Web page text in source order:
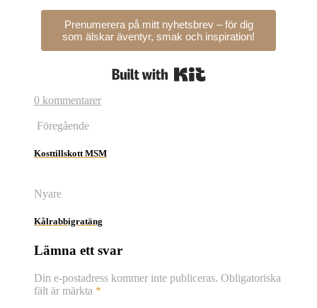
Prenumerera på mitt nyhetsbrev – för dig
som älskar äventyr, smak och inspiration!
0 kommentarer
Föregående
Kosttillskott MSM
Nyare
Kålrabbigratäng
Lämna ett svar
Din e-postadress kommer inte publiceras. Obligatoriska
fält är märkta *